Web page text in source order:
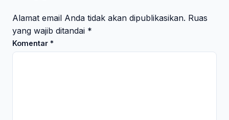
Alamat email Anda tidak akan dipublikasikan. Ruas
yang wajib ditandai *
Komentar *